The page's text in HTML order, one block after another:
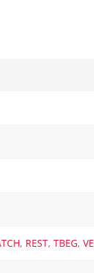
, REST,TBEG,VE